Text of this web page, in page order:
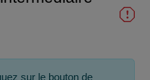
sur le bouton de